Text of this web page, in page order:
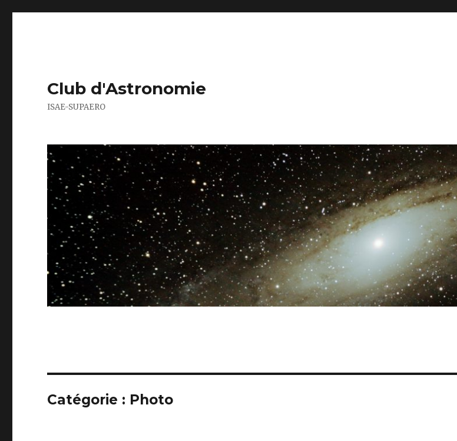
Club d'Astronomie
ISAE-SUPAERO
Catégorie : Photo